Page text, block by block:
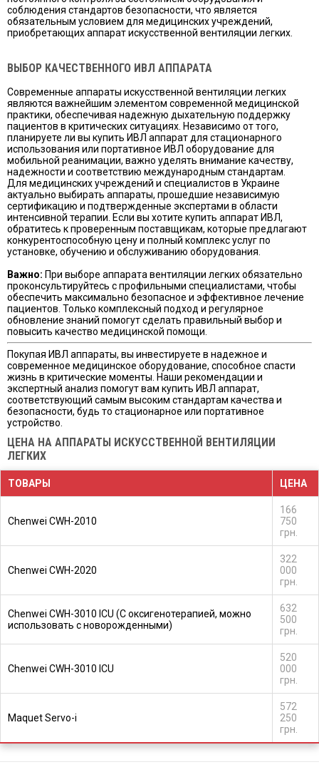
соблюдения стандартов безопасности, что является
обязательным условием для медицинских учреждений,
приобретающих аппарат искусственной вентиляции легких.
ВЫБОР КАЧЕСТВЕННОГО ИВЛ АППАРАТА
Современные аппараты искусственной вентиляции легких
являются важнейшим элементом современной медицинской
практики, обеспечивая надежную дыхательную поддержку
пациентов в критических ситуациях. Независимо от того,
планируете ли вы купить ИВЛ аппарат для стационарного
использования или портативное ИВЛ оборудование для
мобильной реанимации, важно уделять внимание качеству,
надежности и соответствию международным стандартам.
Для медицинских учреждений и специалистов в Украине
актуально выбирать аппараты, прошедшие независимую
сертификацию и подтвержденные экспертами в области
интенсивной терапии. Если вы хотите купить аппарат ИВЛ,
обратитесь к проверенным поставщикам, которые предлагают
конкурентоспособную цену и полный комплекс услуг по
установке, обучению и обслуживанию оборудования.
Важно: При выборе аппарата вентиляции легких обязательно
проконсультируйтесь с профильными специалистами, чтобы
обеспечить максимально безопасное и эффективное лечение
пациентов. Только комплексный подход и регулярное
обновление знаний помогут сделать правильный выбор и
повысить качество медицинской помощи.
Покупая ИВЛ аппараты, вы инвестируете в надежное и
современное медицинское оборудование, способное спасти
жизнь в критические моменты. Наши рекомендации и
экспертный анализ помогут вам купить ИВЛ аппарат,
соответствующий самым высоким стандартам качества и
безопасности, будь то стационарное или портативное
устройство.
ЦЕНА НА АППАРАТЫ ИСКУССТВЕННОЙ ВЕНТИЛЯЦИИ
ЛЕГКИХ
ТОВАРЫ ЦЕНА
Chenwei CWH-2010
166
750
грн.
Chenwei CWH-2020
322
000
грн.
Chenwei CWH-3010 ICU (С оксигенотерапией, можно
использовать с новорожденными)
632
500
грн.
Chenwei CWH-3010 ICU
520
000
грн.
Maquet Servo-i
572
250
грн.